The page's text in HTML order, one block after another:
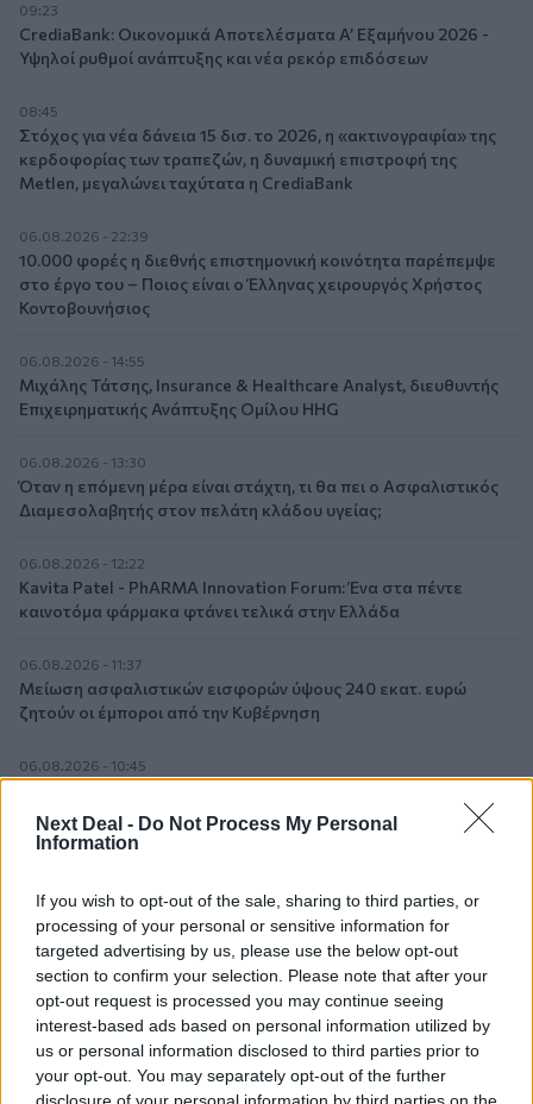
Next Deal - Do Not Process My Personal
Information
If you wish to opt-out of the sale, sharing to third parties, or
processing of your personal or sensitive information for
targeted advertising by us, please use the below opt-out
section to confirm your selection. Please note that after your
opt-out request is processed you may continue seeing
interest-based ads based on personal information utilized by
us or personal information disclosed to third parties prior to
your opt-out. You may separately opt-out of the further
disclosure of your personal information by third parties on the
09:23
CrediaBank: Οικονομικά Αποτελέσματα A’ Εξαμήνου 2026 -
Υψηλοί ρυθμοί ανάπτυξης και νέα ρεκόρ επιδόσεων
08:45
Στόχος για νέα δάνεια 15 δισ. το 2026, η «ακτινογραφία» της
κερδοφορίας των τραπεζών, η δυναμική επιστροφή της
Metlen, μεγαλώνει ταχύτατα η CrediaBank
06.08.2026 - 22:39
10.000 φορές η διεθνής επιστημονική κοινότητα παρέπεμψε
στο έργο του – Ποιος είναι ο Έλληνας χειρουργός Χρήστος
Κοντοβουνήσιος
06.08.2026 - 14:55
Μιχάλης Τάτσης, Insurance & Healthcare Analyst, διευθυντής
Επιχειρηματικής Ανάπτυξης Ομίλου HHG
06.08.2026 - 13:30
Όταν η επόμενη μέρα είναι στάχτη, τι θα πει ο Ασφαλιστικός
Διαμεσολαβητής στον πελάτη κλάδου υγείας;
06.08.2026 - 12:22
Kavita Patel - PhARMA Innovation Forum: Ένα στα πέντε
καινοτόμα φάρμακα φτάνει τελικά στην Ελλάδα
06.08.2026 - 11:37
Μείωση ασφαλιστικών εισφορών ύψους 240 εκατ. ευρώ
ζητούν οι έμποροι από την Κυβέρνηση
06.08.2026 - 10:45
ενεργειακή κρίση;
Στέλιος Λιανός – INTERAMERICAN / Αθηναϊκή Γενική Κλινική
06.08.2026 - 08:40
Η γαλλική «ψήφος» στο «καλώδιο» και τα συμφέροντα, οι
ελληνικές τράπεζες «πρωταθλήτριες» στα δάνεια, νέο deal
Βαρδινογιάννη- Εξάρχου και ο διπλασιασμός των κερδών της
05.08.2026 - 13:37